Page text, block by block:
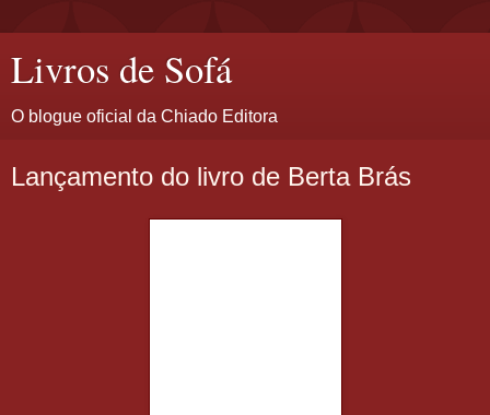
Livros de Sofá
O blogue oficial da Chiado Editora
Lançamento do livro de Berta Brás